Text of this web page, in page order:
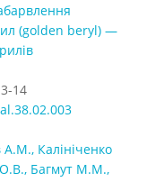
(golden beryl) —
14
Калініченко
Багмут М.М.,